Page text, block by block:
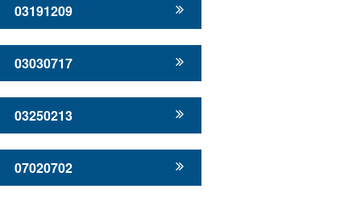
03191209
03030717
03250213
07020702